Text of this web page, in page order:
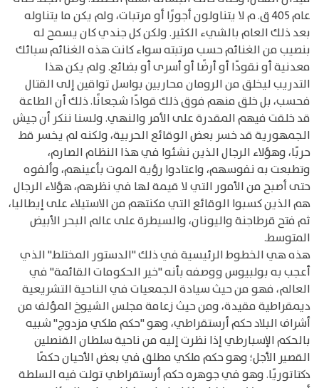
عام 405 ق. م لا يتناولون أجورًا أو مرتبات، ولم يكن ما يتناوله
بعد ذلك العام بالشيء الكثير. ولكن كل جندي كان يسمح له
بنصيب من الغنائم حسب مرتبته سواء كانت هذه الغنائم سبائك
معدنية أو نقودًا أو أرضًا أو أسرى أو بضائع. ولم يكن هذا
التدريب ليخلق من الرومان محاربين بواسل تواقين إلى القتال
فحسب، بل خلق منهم فوق ذلك قوادًا شجعانًا. ذلك أن الطاعة
قد خلقت فيهم المقدرة على الأمر والنهي. ولسنا ننكر أن جيش
الجمهورية قد خسر بعض الوقائع الحربية، ولكنه لم يخسر قط
حربًا، وهؤلاء الرجال الذين نشئوا في هذا النظام الصارم،
وتطبعت به نفوسهم، واعتادوا رؤية الموت بأعينهم، وألفوه
حتى أصبح من الأمور التي لا قيمة لها في نظرهم، هؤلاء الرجال
هم الذين كسبوا الوقائع التي مكنتهم من الاستيلاء على إيطاليا،
ثم فتح قرطاجنة واليونان، والسيطرة على عالم البحر الأبيض
المتوسط.
هذه هي الخطوط الرئيسية في ذلك "الدستور المختلط" الذي
أعجب به بولبيوس ووصفه بأنه "خير الحكومات القائمة" في
العالم، فهو من حيث سيادة الجمعيات في الناحية التشريعية
ديمقراطية مقيدة، ومن حيث زعامة مجلس الشيوخ المؤلف من
أشراف البلاد حكم أرستقراطي، وهو "حكم ملكي مزدوج" شبيه
بالحكم الإسبارطي إذا نظرت إليه من ناحية سلطان القنصلين
القصير الأجل؛ وهو حكم ملكي مطلق في بعض الأحيان حكمًا
دكتاتوريًا. وهو في جوهره حكم أرستقراطي تولت فيه السلطة